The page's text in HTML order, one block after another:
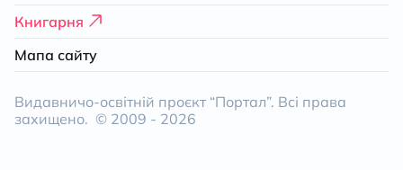
Книгарня
Мапа сайту
Видавничо-освітній проєкт “Портал”. Всі права
захищено. © 2009 - 2026